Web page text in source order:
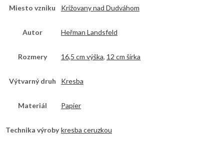
Miesto vzniku Križovany nad Dudváhom
Autor Heřman Landsfeld
Rozmery 16,5 cm výška, 12 cm šírka
Výtvarný druh Kresba
Materiál Papier
Technika výroby kresba ceruzkou